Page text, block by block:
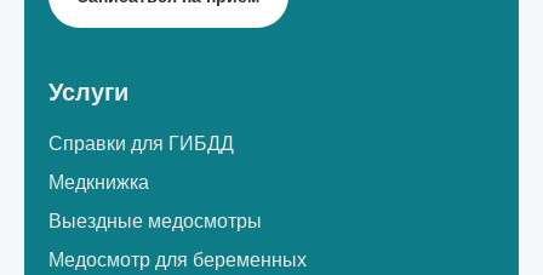
Услуги
Справки для ГИБДД
Медкнижка
Выездные медосмотры
Медосмотр для беременных